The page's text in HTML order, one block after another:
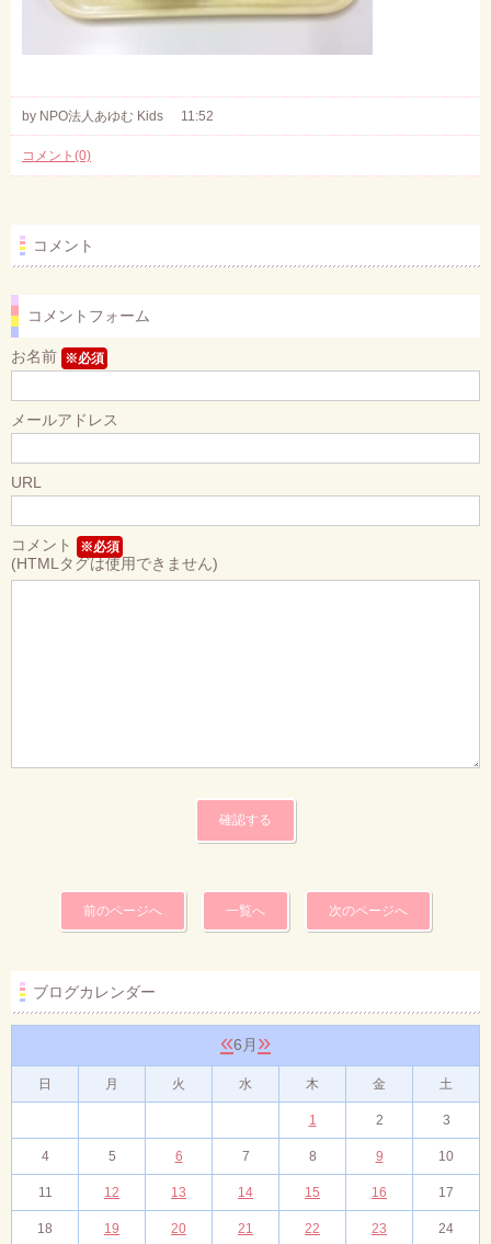
by NPO法人あゆむ Kids 11:52
コメント(0)
コメント
コメントフォーム
お名前 ※必須
メールアドレス
URL
コメント ※必須
(HTMLタグは使用できません)
前のページへ 一覧へ 次のページへ
ブログカレンダー
«6月 »
日 月 火 水 木 金 土
1 2 3
4 5 6 7 8 9 10
11 12 13 14 15 16 17
18 19 20 21 22 23 24